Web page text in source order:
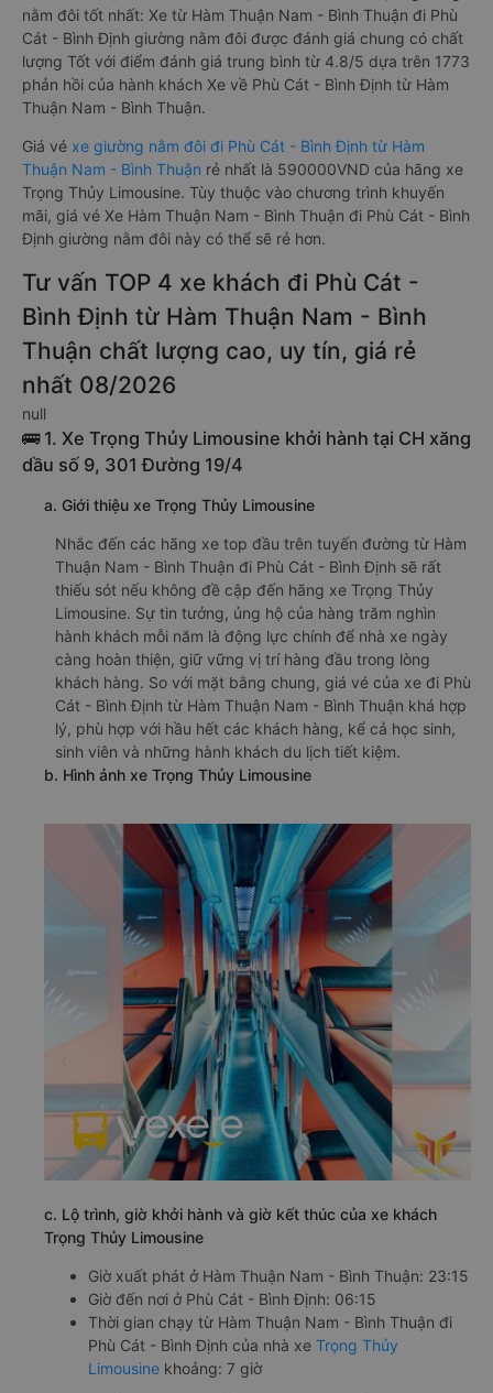
nằm đôi tốt nhất: Xe từ Hàm Thuận Nam - Bình Thuận đi Phù
Cát - Bình Định giường nằm đôi được đánh giá chung có chất
lượng Tốt với điểm đánh giá trung bình từ 4.8/5 dựa trên 1773
phản hồi của hành khách Xe về Phù Cát - Bình Định từ Hàm
Thuận Nam - Bình Thuận.
Giá vé xe giường nằm đôi đi Phù Cát - Bình Định từ Hàm
Thuận Nam - Bình Thuận rẻ nhất là 590000VND của hãng xe
Trọng Thủy Limousine. Tùy thuộc vào chương trình khuyến
mãi, giá vé Xe Hàm Thuận Nam - Bình Thuận đi Phù Cát - Bình
Định giường nằm đôi này có thể sẽ rẻ hơn.
Tư vấn TOP 4 xe khách đi Phù Cát -
Bình Định từ Hàm Thuận Nam - Bình
Thuận chất lượng cao, uy tín, giá rẻ
nhất 08/2026
null
🚌 1. Xe Trọng Thủy Limousine khởi hành tại CH xăng
dầu số 9, 301 Đường 19/4
a. Giới thiệu xe Trọng Thủy Limousine
Nhắc đến các hãng xe top đầu trên tuyến đường từ Hàm
Thuận Nam - Bình Thuận đi Phù Cát - Bình Định sẽ rất
thiếu sót nếu không đề cập đến hãng xe Trọng Thủy
Limousine. Sự tin tưởng, ủng hộ của hàng trăm nghìn
hành khách mỗi năm là động lực chính để nhà xe ngày
càng hoàn thiện, giữ vững vị trí hàng đầu trong lòng
khách hàng. So với mặt bằng chung, giá vé của xe đi Phù
Cát - Bình Định từ Hàm Thuận Nam - Bình Thuận khá hợp
lý, phù hợp với hầu hết các khách hàng, kể cả học sinh,
sinh viên và những hành khách du lịch tiết kiệm.
b. Hình ảnh xe Trọng Thủy Limousine
c. Lộ trình, giờ khởi hành và giờ kết thúc của xe khách
Trọng Thủy Limousine
Giờ xuất phát ở Hàm Thuận Nam - Bình Thuận: 23:15
Giờ đến nơi ở Phù Cát - Bình Định: 06:15
Thời gian chạy từ Hàm Thuận Nam - Bình Thuận đi
Phù Cát - Bình Định của nhà xe Trọng Thủy
Limousine khoảng: 7 giờ